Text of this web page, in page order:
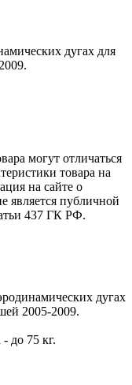
дугах для
могут отличаться
товара на
на сайте о
является публичной
437 ГК РФ.
дугах
2005-2009.
до 75 кг.